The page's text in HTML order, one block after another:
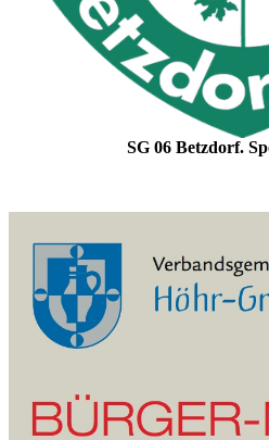
SG 06 Betzdorf.